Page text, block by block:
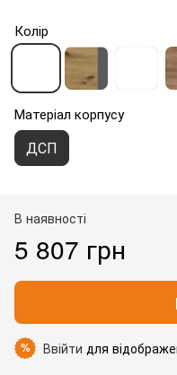
Колір
Матеріал корпусу
ДСП
В наявності
5 807 грн
% Ввійти для